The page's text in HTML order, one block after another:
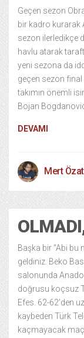
Geçen sezon
bir kadro kurarak
sezon ilerledikçe
havlu atarak
yeni sezona da
geçen sezon
takımın önemli
Bojan
DEVAMI
Mert
Başka bir “Abi bu
geldiniz. Beko
salonunda
doğrusu koçsuz
Efes. 62-62’den
kaybeden Türk
kaçmayacak